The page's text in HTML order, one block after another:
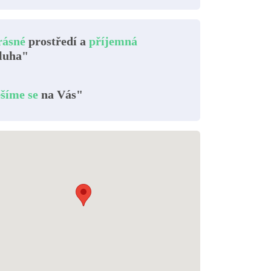
prostředí apříjemná
sena Vás"